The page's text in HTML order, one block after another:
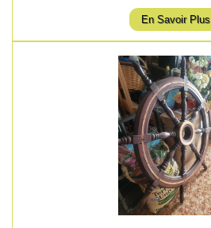
En Savoir Plus